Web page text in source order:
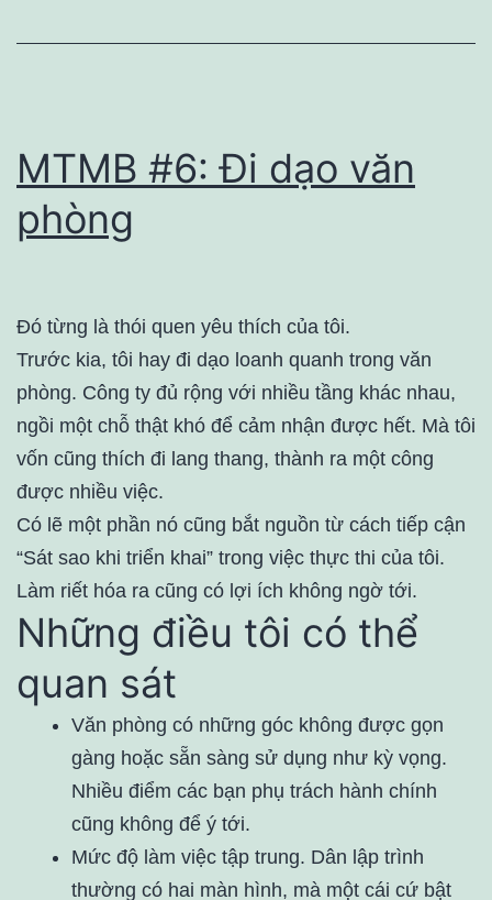
MTMB #6: Đi dạo văn
phòng
Đó từng là thói quen yêu thích của tôi.
Trước kia, tôi hay đi dạo loanh quanh trong văn
phòng. Công ty đủ rộng với nhiều tầng khác nhau,
ngồi một chỗ thật khó để cảm nhận được hết. Mà tôi
vốn cũng thích đi lang thang, thành ra một công
được nhiều việc.
Có lẽ một phần nó cũng bắt nguồn từ cách tiếp cận
“Sát sao khi triển khai” trong việc thực thi của tôi.
Làm riết hóa ra cũng có lợi ích không ngờ tới.
Những điều tôi có thể
quan sát
Văn phòng có những góc không được gọn
gàng hoặc sẵn sàng sử dụng như kỳ vọng.
Nhiều điểm các bạn phụ trách hành chính
cũng không để ý tới.
Mức độ làm việc tập trung. Dân lập trình
thường có hai màn hình, mà một cái cứ bật